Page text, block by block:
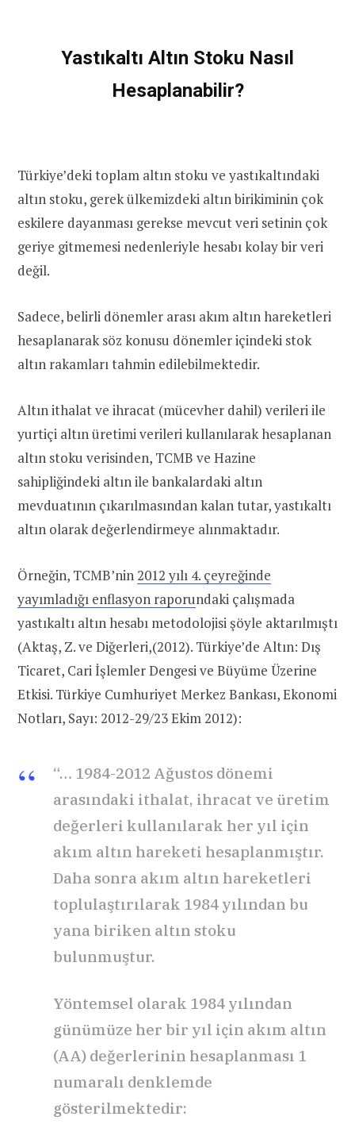
Yastıkaltı Altın Stoku Nasıl
Hesaplanabilir?
Türkiye’deki toplam altın stoku ve yastıkaltındaki
altın stoku, gerek ülkemizdeki altın birikiminin çok
eskilere dayanması gerekse mevcut veri setinin çok
geriye gitmemesi nedenleriyle hesabı kolay bir veri
değil.
Sadece, belirli dönemler arası akım altın hareketleri
hesaplanarak söz konusu dönemler içindeki stok
altın rakamları tahmin edilebilmektedir.
Altın ithalat ve ihracat (mücevher dahil) verileri ile
yurtiçi altın üretimi verileri kullanılarak hesaplanan
altın stoku verisinden, TCMB ve Hazine
sahipliğindeki altın ile bankalardaki altın
mevduatının çıkarılmasından kalan tutar, yastıkaltı
altın olarak değerlendirmeye alınmaktadır.
Örneğin, TCMB’nin 2012 yılı 4. çeyreğinde
yayımladığı enflasyon raporundaki çalışmada
yastıkaltı altın hesabı metodolojisi şöyle aktarılmıştı
(Aktaş, Z. ve Diğerleri,(2012). Türkiye’de Altın: Dış
Ticaret, Cari İşlemler Dengesi ve Büyüme Üzerine
Etkisi. Türkiye Cumhuriyet Merkez Bankası, Ekonomi
Notları, Sayı: 2012-29/23 Ekim 2012):
“… 1984-2012 Ağustos dönemi
arasındaki ithalat, ihracat ve üretim
değerleri kullanılarak her yıl için
akım altın hareketi hesaplanmıştır.
Daha sonra akım altın hareketleri
toplulaştırılarak 1984 yılından bu
yana biriken altın stoku
bulunmuştur.
Yöntemsel olarak 1984 yılından
günümüze her bir yıl için akım altın
(AA) değerlerinin hesaplanması 1
numaralı denklemde
gösterilmektedir: